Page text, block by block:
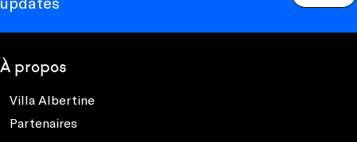
À propos
Villa Albertine
Partenaires